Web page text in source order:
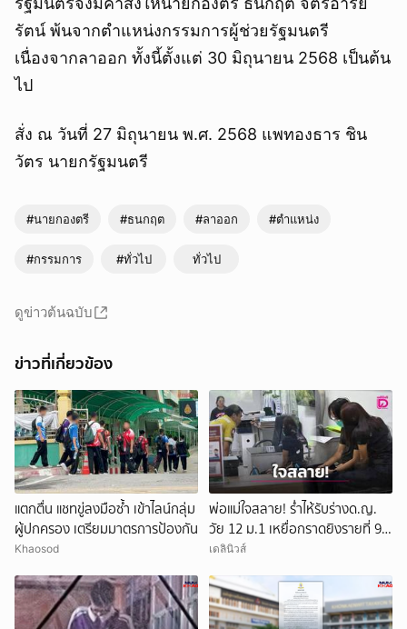
รัตน์ พ้นจากตำแหน่งกรรมการผู้ช่วยรัฐมนตรี
เนื่องจากลาออก ทั้งนี้ตั้งแต่ 30 มิถุนายน 2568 เป็นต้น
ไป
สั่ง ณ วันที่ 27 มิถุนายน พ.ศ. 2568 แพทองธาร ชิน
วัตร นายกรัฐมนตรี
#นายกองตรี #ธนกฤต #ลาออก #ตำแหน่ง
#กรรมการ #ทั่วไป ทั่วไป
ดูข่าวต้นฉบับ
ข่าวที่เกี่ยวข้อง
แตกตื่น แชทขู่ลงมือซ้ำ เข้าไลน์กลุ่ม
ผู้ปกครอง เตรียมมาตรการป้องกัน
Khaosod
พ่อแม่ใจสลาย! ร่ำไห้รับร่างด.ญ.
วัย 12 ม.1 เหยื่อกราดยิงรายที่ 9
สุดเศร้านำไปบำเพ็ญกุศล
เดลินิวส์